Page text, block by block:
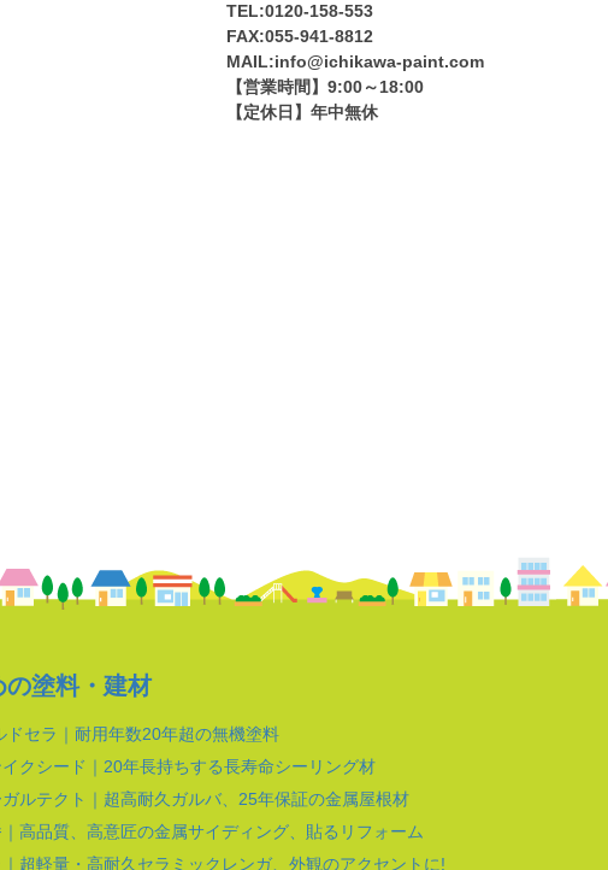
TEL:0120-158-553
FAX:055-941-8812
MAIL:info@ichikawa-paint.com
【営業時間】9:00～18:00
【定休日】年中無休
の塗料・建材
ドセラ｜耐用年数20年超の無機塗料
クシード｜20年長持ちする長寿命シーリング材
ガルテクト｜超高耐久ガルバ、25年保証の金属屋根材
高品質、高意匠の金属サイディング、貼るリフォーム
｜超軽量・高耐久セラミックレンガ、外観のアクセントに!